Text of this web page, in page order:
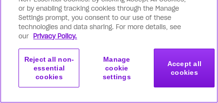
transformación integral
Cuando empiezas a transformar cada área
de tu vida con Membresía Mindvalley
suceden cosas extraordinarias:
Instantáneamente desarrollarás los
hábitos de las personas más
Membresía Mindvalley Reclama tu oferta
or by enabling tracking cookies through the Manage
Settings prompt, you consent to our use of these
technologies and data sharing. For more details, see
our Privacy Policy.
Manage
cookie
settings
Reject all non-
essential
cookies
Accept all
cookies